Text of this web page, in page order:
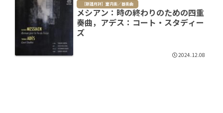
［新譜月評］室内楽／器楽曲
メシアン：時の終わりのための四重
奏曲，アデス：コート・スタディー
ズ
2024.12.08